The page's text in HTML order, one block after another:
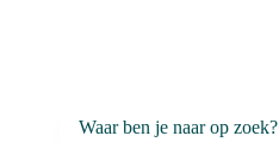
Waar ben je naar op zoek?